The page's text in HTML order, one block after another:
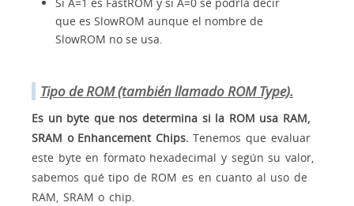
que es SlowROM aunque el nombre de
SlowROM no se usa.
Tipo de ROM (también llamado ROM Type).
Es un byte que nos determina si la ROM usa RAM,
SRAM o Enhancement Chips.Tenemos que evaluar
este byte en formato hexadecimal y según su valor,
sabemos qué tipo de ROM es en cuanto al uso de
RAM, SRAM o chip.